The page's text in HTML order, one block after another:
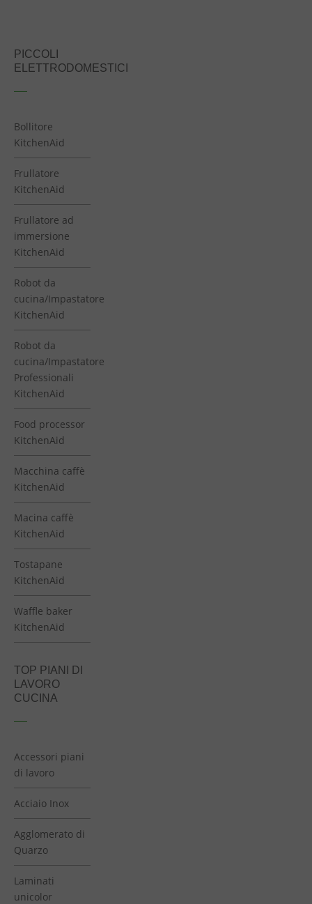
PICCOLI
ELETTRODOMESTICI
Bollitore
KitchenAid
Frullatore
KitchenAid
Frullatore ad
immersione
KitchenAid
Robot da
cucina/Impastatore
KitchenAid
Robot da
cucina/Impastatore
Professionali
KitchenAid
Food processor
KitchenAid
Macchina caffè
KitchenAid
Macina caffè
KitchenAid
Tostapane
KitchenAid
Waffle baker
KitchenAid
TOP PIANI DI
LAVORO
CUCINA
Accessori piani
di lavoro
Acciaio Inox
Agglomerato di
Quarzo
Laminati
unicolor